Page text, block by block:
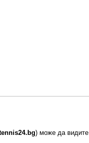
) може да видите